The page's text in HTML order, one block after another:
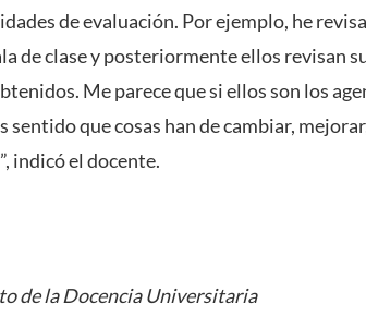
de evaluación. Por ejemplo, he
de clase y posteriormente ellos revisan
Me parece que si ellos son los
sentido que cosas han de cambiar,
indicó el docente.
de la Docencia Universitaria